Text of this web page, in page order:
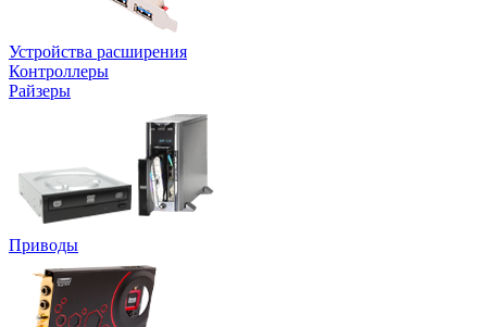
Устройства расширения
Контроллеры
Райзеры
Приводы